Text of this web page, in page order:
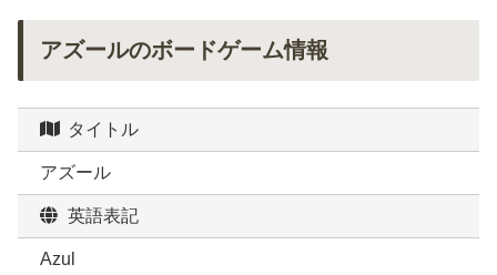
アズールのボードゲーム情報
タイトル
アズール
英語表記
Azul